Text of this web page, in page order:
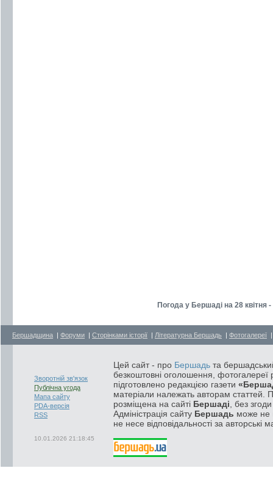
Погода у Бершаді на 28
Бершадщина | Форуми | Сторінками історії | Літературна Бершадь | Фотогалереї
Зворотній зв'язок
Публічна угода
Мапа сайту
PDA-версія
RSS
10.01.2026 21:18:45
Цей сайт - про Бершадь та
безкоштовні оголошення, фотогалереї
підготовлено редакцією газети
матеріали належать авторам статтей.
розміщена на сайті Бершаді , без
Адміністрація сайту Бершадь може не
не несе відповідальності за авторські